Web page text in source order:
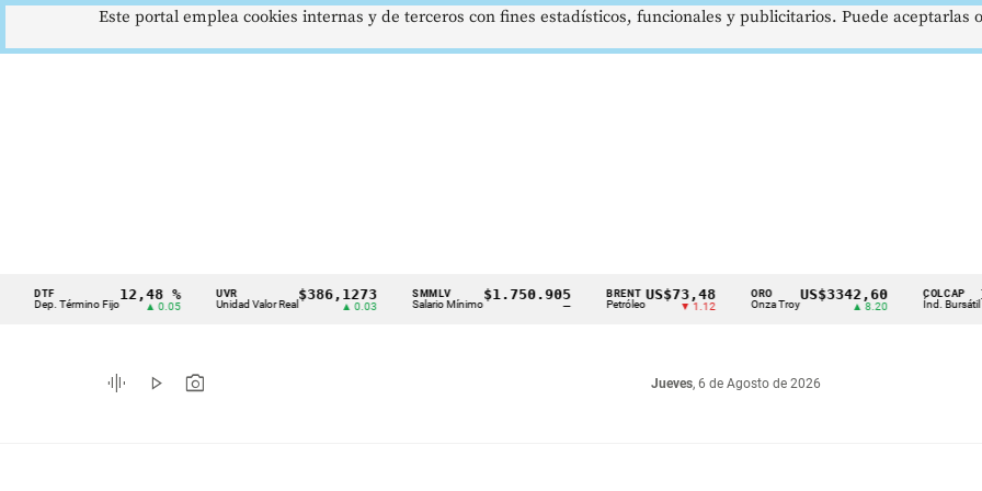
Cintillo
indicadores
económicos
Dep. Término Fijo
12,48 %
▲ 0.05 Unidad Valor Real
$386,1273
▲ 0.03
SMMLV
Salario Mínimo
$1.750.905 BRENT
Petróleo
US$73,48
▼ 1.12 Onza Troy
US$3342,60
▲ 8.20
COLCAP
Índ. Bursátil
graphic_eq play_arrow photo_camera Jueves, 6 de Agosto de 2026
Este portal emplea cookies internas y de terceros con fines estadísticos, funcionales y publicitarios. Puede aceptarlas